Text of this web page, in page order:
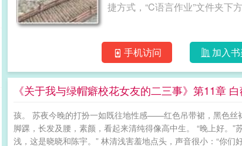
手机访问 加入
《关于我与绿帽癖校花女友的二三事》第11章
孩。 苏夜今晚的打扮一如既往地性感——红色吊带裙，黑色丝
脚踝，长发及腰，素颜，看起来清纯得像高中生。 “晚上好。
浅，这是晓晓和陈宇。” 林清浅害羞地点头，声音很小：“你